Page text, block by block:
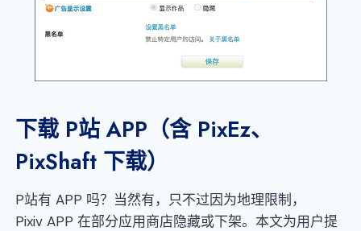
下载 P站 APP（含 PixEz、
PixShaft 下载）
P站有 APP 吗？当然有，只不过因为地理限制，
Pixiv APP 在部分应用商店隐藏或下架。本文为用户提